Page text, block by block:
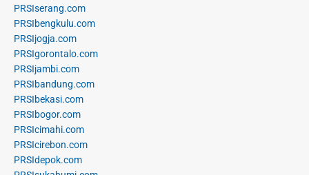
PRSIserang.com
PRSIbengkulu.com
PRSIjogja.com
PRSIgorontalo.com
PRSIjambi.com
PRSIbandung.com
PRSIbekasi.com
PRSIbogor.com
PRSIcimahi.com
PRSIcirebon.com
PRSIdepok.com